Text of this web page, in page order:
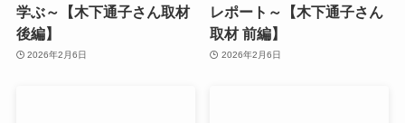
学ぶ～【木下通子さん取材
後編】
2026年2月6日
レポート～【木下通子さん
取材 前編】
2026年2月6日